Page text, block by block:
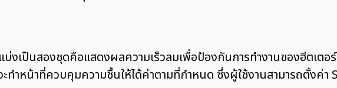
บ่งเป็นสองชุดคือแสดงผลความเร็วลมเพื่อป้องกันการทำงานของฮีตเต
ทำหน้าที่ควบคุมความชื้นให้ได้ค่าตามที่กำหนด ซึ่งผู้ใช้งานสามารถตั้งค่